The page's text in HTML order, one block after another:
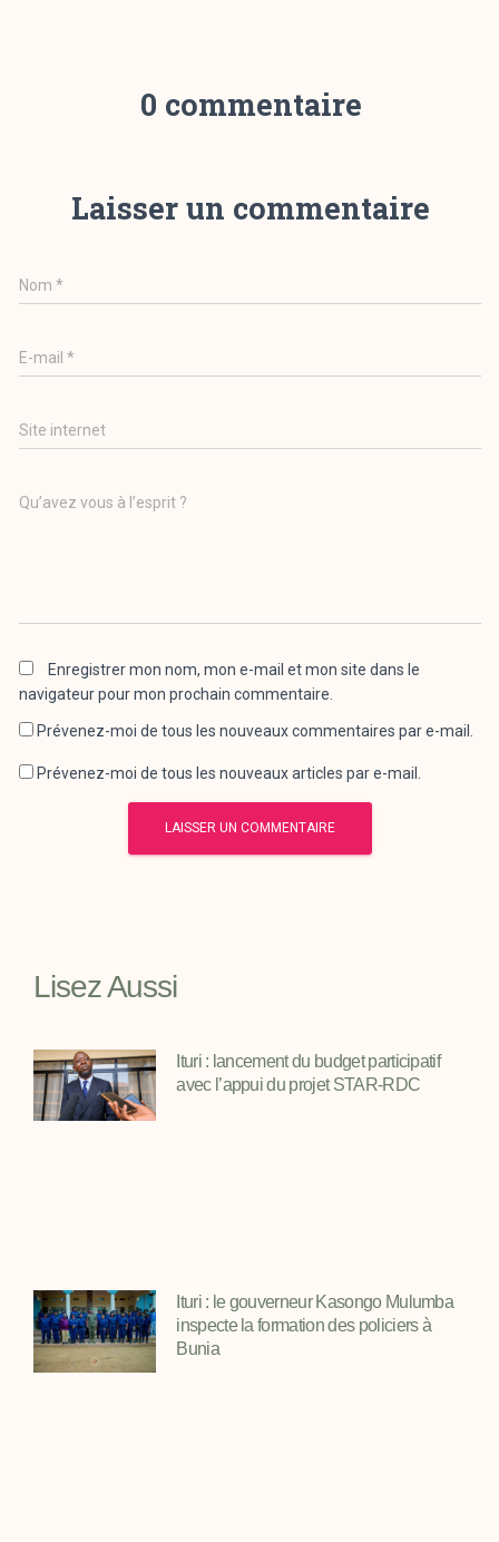
0 commentaire
Laisser un commentaire
Nom*
E-mail*
Site internet
Qu’avez vous à l’esprit ?
Enregistrer mon nom, mon e-mail et mon site dans le
navigateur pour mon prochain commentaire.
Prévenez-moi de tous les nouveaux commentaires par e-mail.
Prévenez-moi de tous les nouveaux articles par e-mail.
Lisez Aussi
Ituri : lancement du budget participatif
avec l’appui du projet STAR-RDC
Ituri : le gouverneur Kasongo Mulumba
inspecte la formation des policiers à
Bunia